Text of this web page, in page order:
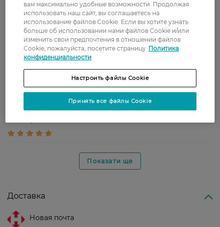
Anna
27 января, 2020
хорошо держится, удобный стик
ручка
Anna Подводка стойкая
Anna Нормально красит
Показати ще
Доставка
Новая почта
вам максимально удобные возможности. Продолжая
использовать наш сайт, вы соглашаетесь на
использование файлов Cookie. Если вы хотите узнать
больше об использовании нами файлов Cookie и/или
изменить свои предпочтения в отношении файлов
Cookie, пожалуйста, посетите страницу Политика
конфиденциальности
Настроить файлы Cookie
Принять все файлы Cookie